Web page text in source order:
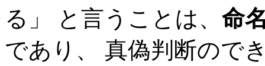
る」 と言うことは、 命
であり、 真偽判断ので